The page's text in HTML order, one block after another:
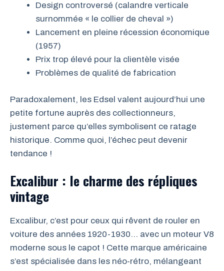
Design controversé (calandre verticale
surnommée « le collier de cheval »)
Lancement en pleine récession économique
(1957)
Prix trop élevé pour la clientèle visée
Problèmes de qualité de fabrication
Paradoxalement, les Edsel valent aujourd’hui une
petite fortune auprès des collectionneurs,
justement parce qu’elles symbolisent ce ratage
historique. Comme quoi, l’échec peut devenir
tendance !
Excalibur : le charme des répliques
vintage
Excalibur, c’est pour ceux qui rêvent de rouler en
voiture des années 1920-1930… avec un moteur V8
moderne sous le capot ! Cette marque américaine
s’est spécialisée dans les néo-rétro, mélangeant